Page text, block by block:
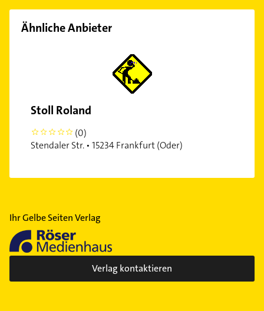
Ähnliche Anbieter
Stoll Roland
0
(0)
Stendaler Str. • 15234 Frankfurt (Oder)
Ihr Gelbe Seiten Verlag
Verlag kontaktieren